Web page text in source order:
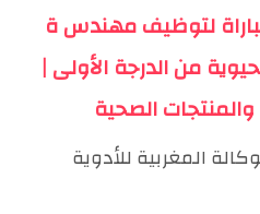
لتوظيف مهندس ة
من الدرجة الأولى |
الصحية
المغربية للأدوية